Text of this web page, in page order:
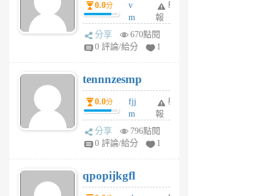
月
前
0.0分
v
m
sg
sr
6
個
月
前
舉
報
分享
670點閱
0 評論/給分
1
tennnzesmp
0.0分
fjj
m
w
rs
6
個
舉
報
分享
796點閱
0 評論/給分
1
qpopijkgfl